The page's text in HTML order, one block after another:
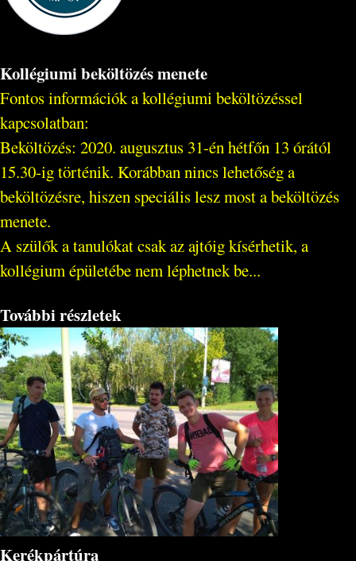
Kollégiumi beköltözés menete
Fontos információk a kollégiumi beköltözéssel
kapcsolatban:
Beköltözés: 2020. augusztus 31-én hétfőn 13 órától
15.30-ig történik. Korábban nincs lehetőség a
beköltözésre, hiszen speciális lesz most a beköltözés
menete.
A szülők a tanulókat csak az ajtóig kísérhetik, a
kollégium épületébe nem léphetnek be...
További részletek
Kerékpártúra